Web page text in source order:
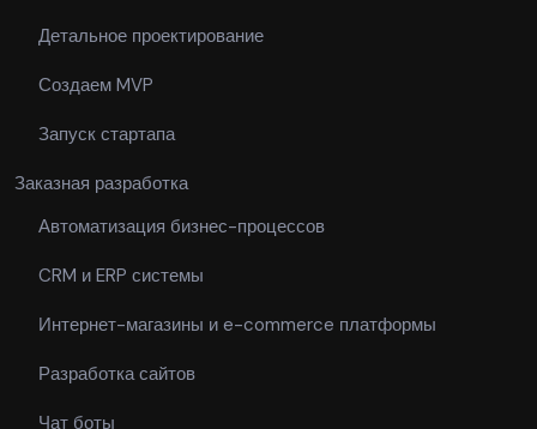
Детальное проектирование
Создаем MVP
Запуск стартапа
Заказная разработка
Автоматизация бизнес-процессов
CRM и ERP системы
Интернет-магазины и e-commerce платформы
Разработка сайтов
Чат боты